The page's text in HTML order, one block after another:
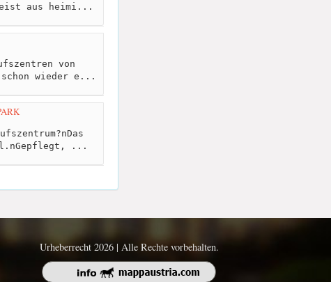
aus heimi...
von
schon wieder e...
...
Urheberrecht 2026 | Alle Rechte vorbehalten.